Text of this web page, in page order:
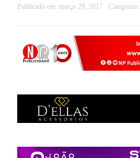
Publicado em: março 29, 2017 Categorias: